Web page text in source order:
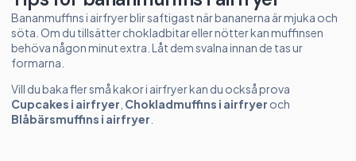
Bananmuffins i airfryer blir saftigast när bananerna är mjuka och
söta. Om du tillsätter chokladbitar eller nötter kan muffinsen
behöva någon minut extra. Låt dem svalna innan de tas ur
formarna.
Vill du baka fler små kakor i airfryer kan du också prova
Cupcakes i airfryer Chokladmuffins i airfryer och
Blåbärsmuffins i airfryer